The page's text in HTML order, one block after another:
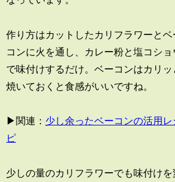
作り方はカットしたカリフラワーとベ
コンに火を通し、カレー粉と塩コショ
で味付けするだけ。ベーコンはカリッ
焼いておくと食感がいいですね。
▶関連： 少し余ったベーコンの活用レ
ピ
少しの量のカリフラワーでも味付けを